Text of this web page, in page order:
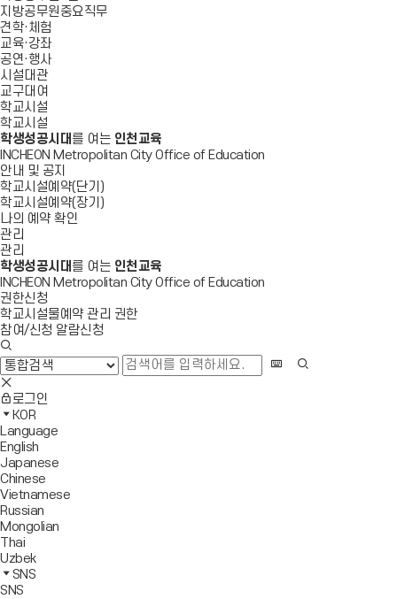
지방공무원중요직무
견학·체험
교육·강좌
공연·행사
시설대관
교구대여
학교시설
학교시설
학생성공시대 를 여는 인천교육
INCHEON Metropolitan City Office of Education
안내 및 공지
학교시설예약(단기)
학교시설예약(장기)
나의 예약 확인
관리
관리
학생성공시대 를 여는 인천교육
INCHEON Metropolitan City Office of Education
권한신청
학교시설물예약 관리 권한
참여/신청 알람신청
검
색
창
열
기
검
검
색
영
역
닫
기
사
이
트
맵
이
동
모
바
일
메
뉴
열
기
전
체
메
뉴
로그인
KOR
Language
English
Japanese
Chinese
Vietnamese
Russian
Mongolian
Thai
Uzbek
SNS
SNS